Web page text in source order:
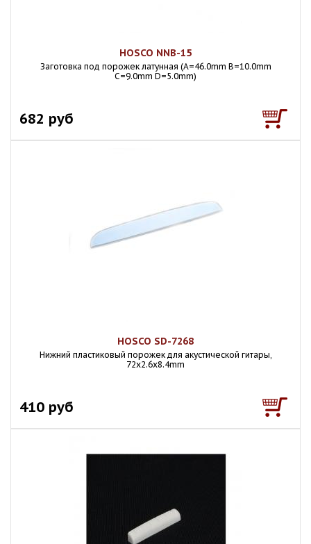
HOSCO NNB-15
Заготовка под порожек латунная (A=46.0mm B=10.0mm
C=9.0mm D=5.0mm)
682 руб
HOSCO SD-7268
Нижний пластиковый порожек для акустической гитары,
72x2.6х8.4mm
410 руб